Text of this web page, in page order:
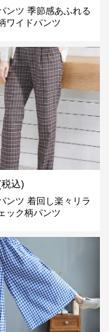
ンツ 季節感あふれる
ワイドパンツ
込)
ンツ 着回し楽々リラ
ック柄パンツ